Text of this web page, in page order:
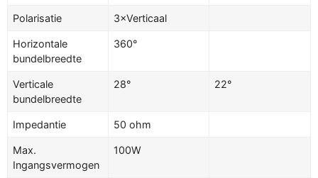
Polarisatie 3×Verticaal
Horizontale
bundelbreedte
360°
Verticale
bundelbreedte
28° 22°
Impedantie 50 ohm
Max.
Ingangsvermogen
100W